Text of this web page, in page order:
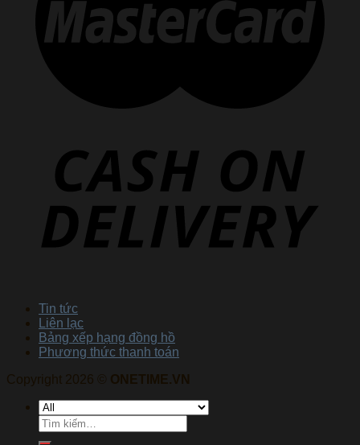
Tin tức
Liên lạc
Bảng xếp hạng đồng hồ
Phương thức thanh toán
Copyright 2026 © ONETIME.VN